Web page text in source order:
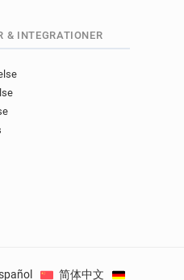
& INTEGRATIONER
简体中文